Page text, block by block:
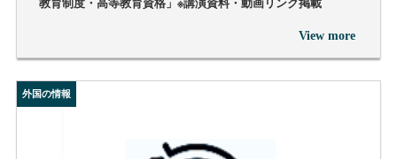
View more
外国の情報